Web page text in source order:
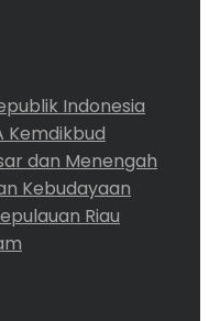
Indonesia
Kemdikbud
dan Menengah
Kebudayaan
Riau